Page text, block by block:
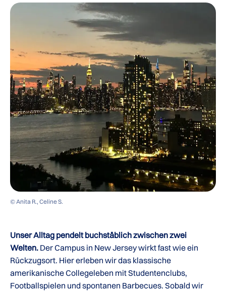
© Anita R., Celine S.
Unser Alltag pendelt buchstäblich zwischen zwei
Welten. Der Campus in New Jersey wirkt fast wie ein
Rückzugsort. Hier erleben wir das klassische
amerikanische Collegeleben mit Studentenclubs,
Footballspielen und spontanen Barbecues. Sobald wir